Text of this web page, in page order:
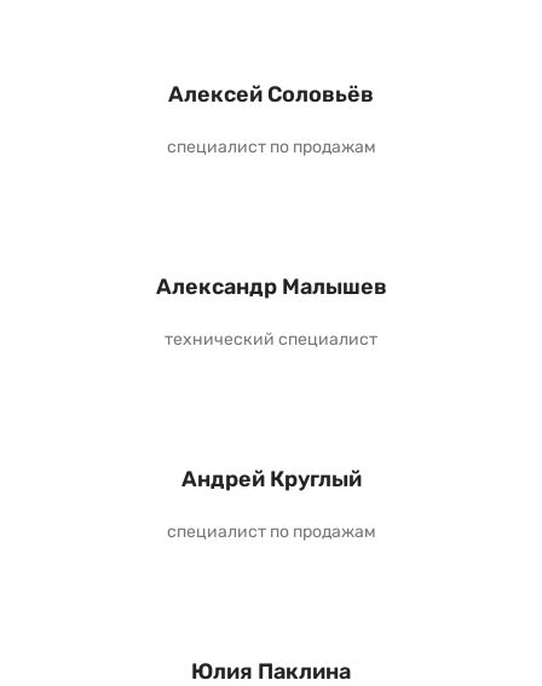
Алексей Соловьёв
специалист по продажам
Александр Малышев
технический специалист
Андрей Круглый
специалист по продажам
Юлия Паклина